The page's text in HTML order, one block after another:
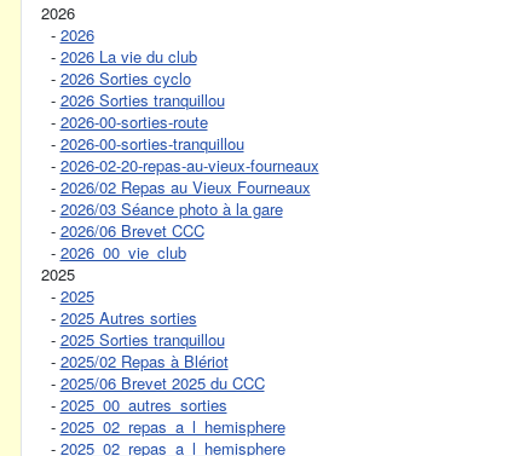
2026
- 2026
- 2026 La vie du club
- 2026 Sorties cyclo
- 2026 Sorties tranquillou
- 2026-00-sorties-route
- 2026-00-sorties-tranquillou
- 2026-02-20-repas-au-vieux-fourneaux
- 2026/02 Repas au Vieux Fourneaux
- 2026/03 Séance photo à la gare
- 2026/06 Brevet CCC
- 2026_00_vie_club
2025
- 2025
- 2025 Autres sorties
- 2025 Sorties tranquillou
- 2025/02 Repas à Blériot
- 2025/06 Brevet 2025 du CCC
- 2025_00_autres_sorties
- 2025_02_repas_a_l_hemisphere
- 2025_02_repas_a_l_hemisphere